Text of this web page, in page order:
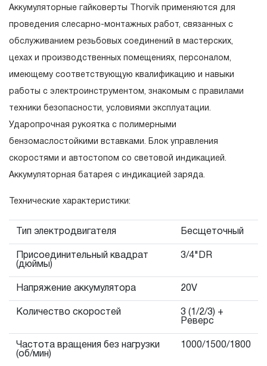
Состав товара
Аккумуляторные гайковерты Thorvik применяются для
проведения слесарно-монтажных работ, связанных с
обслуживанием резьбовых соединений в мастерских,
цехах и производственных помещениях, персоналом,
имеющему соответствующую квалификацию и навыки
работы с электроинструментом, знакомым с правилами
техники безопасности, условиями эксплуатации.
Ударопрочная рукоятка с полимерными
бензомаслостойкими вставками. Блок управления
скоростями и автостопом со световой индикацией.
Аккумуляторная батарея с индикацией заряда.
Технические характеристики:
Тип электродвигателя Бесщеточный
Присоединительный квадрат
(дюймы)
3/4"DR
Напряжение аккумулятора 20V
Количество скоростей
3 (1/2/3) +
Реверс
Частота вращения без нагрузки
(об/мин)
1000/1500/1800
Понятие «ПОЖИЗНЕННАЯ ГАРАНТИЯ».
1.1 Понятие «ПОЖИЗНЕННАЯ ГАРАНТИЯ» включает в
себя признание неограниченного срока поддержания
гарантийных обязательств в течение всего периода
эксплуатации изделия, а также замена или ремонт
вышедшего из строя инструмента, если при
проведении технической экспертизы было
установлено, что производитель использовал при
нарушал технологию в процессе его производства.
1.2 «ПОЖИЗНЕННАЯ ГАРАНТИЯ» предоставляется
при условии соблюдения покупателем (потребителем)
правил эксплуатации, обслуживания, транспортировки
и хранения, применяемых для ручного слесарно-
монтажного инструмента.
2. Понятие «ОГРАНИЧЕННАЯ ГАРАНТИЯ»
2.1 На инструмент, имеющий в своей конструкции
КИНЕМАТИЧЕСКУЮ СХЕМУ (МЕХАНИЗМ)
скачать релиз
Руководство по эксплуатации